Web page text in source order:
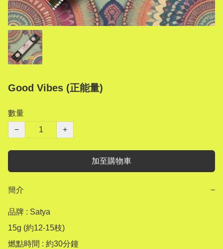
Good Vibes (正能量)
數量
−
+
加至購物車
簡介 −
品牌 : Satya
15g (約12-15枝)
燃點時間 : 約30分鐘